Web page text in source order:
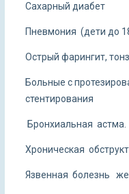
Сахарный диабет
Пневмония (дети до
Острый фарингит,
Больные с
стентирования
Бронхиальная астма.
Хроническая
Язвенная болезнь